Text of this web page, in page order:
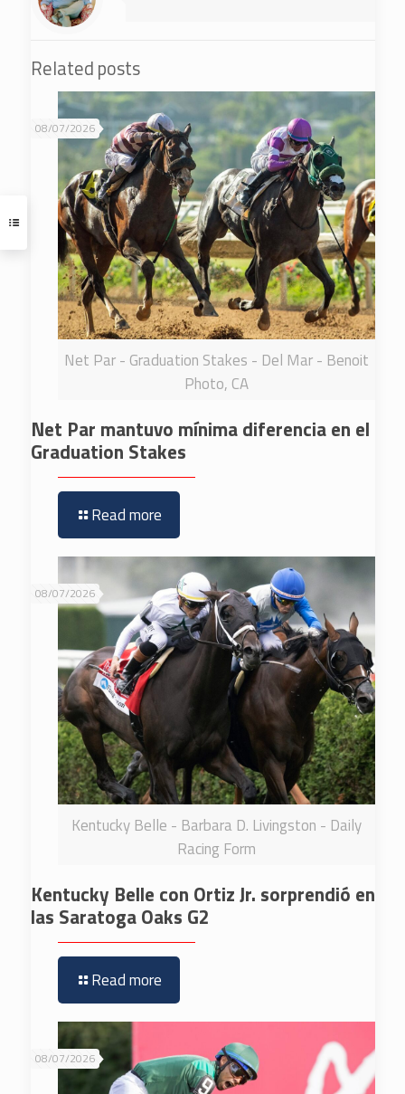
Related posts
Net Par - Graduation Stakes - Del Mar - Benoit
Photo, CA
08/07/2026
Net Par mantuvo mínima diferencia en el
Graduation Stakes
Read more
Kentucky Belle - Barbara D. Livingston - Daily
Racing Form
08/07/2026
Kentucky Belle con Ortiz Jr. sorprendió en
las Saratoga Oaks G2
Read more
08/07/2026